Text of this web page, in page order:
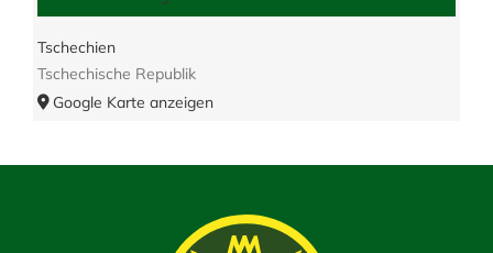
Tschechien
Tschechische Republik
Google Karte anzeigen